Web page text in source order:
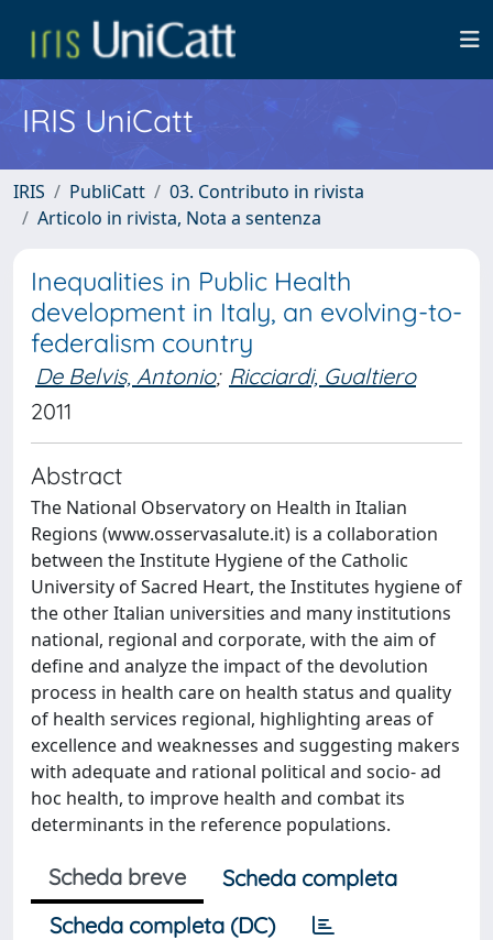
IRIS UniCatt
IRIS PubliCatt
03. Contributo in rivista
Articolo in rivista, Nota a sentenza
Inequalities in Public Health
development in Italy, an evolving-to-
federalism country
De Belvis, Antonio; Ricciardi, Gualtiero
2011
Abstract
The National Observatory on Health in Italian
Regions (www.osservasalute.it) is a collaboration
between the Institute Hygiene of the Catholic
University of Sacred Heart, the Institutes hygiene of
the other Italian universities and many institutions
national, regional and corporate, with the aim of
define and analyze the impact of the devolution
process in health care on health status and quality
of health services regional, highlighting areas of
excellence and weaknesses and suggesting makers
with adequate and rational political and socio- ad
hoc health, to improve health and combat its
determinants in the reference populations.
Scheda breve
Scheda completa
Scheda completa (DC)